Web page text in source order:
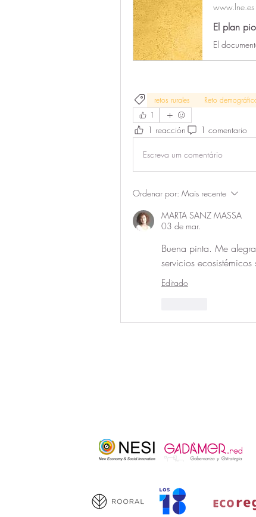
www.lne.es
retos rurales
Reto
1
1 reacción 1 comentario
Escreva um comentário
Ordenar por: Mais recente
MARTA SANZ MASSA
03 de mar.
Buena pinta. Me
servicios
Editado